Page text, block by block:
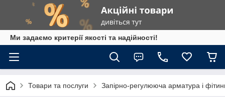
Ми задаємо критерії якості та надійності!
Товари та послуги Запірно-регулююча арматура і